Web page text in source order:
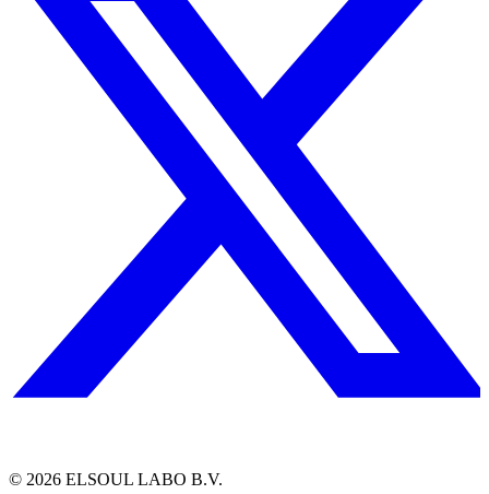
© 2026 ELSOUL LABO B.V.